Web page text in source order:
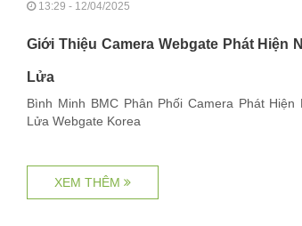
13:29 - 12/04/2025
Giới Thiệu Camera Webgate Phát Hiện
Lửa
Bình Minh BMC Phân Phối Camera Phát Hiện
Lửa Webgate Korea
XEM THÊM